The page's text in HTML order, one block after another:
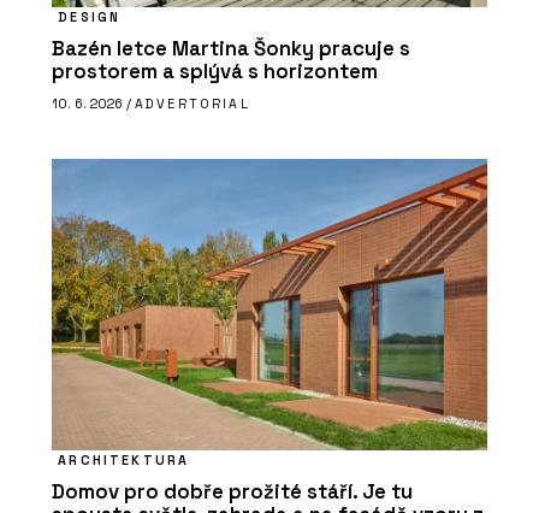
DESIGN
Bazén letce Martina Šonky pracuje s
prostorem a splývá s horizontem
10. 6. 2026 / ADVERTORIAL
ARCHITEKTURA
Domov pro dobře prožité stáří. Je tu